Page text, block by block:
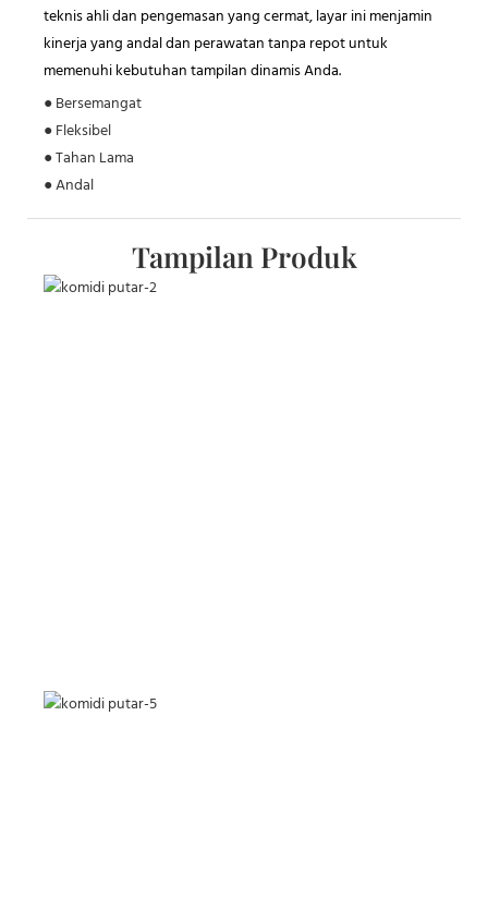
teknis ahli dan pengemasan yang cermat, layar ini menjamin
kinerja yang andal dan perawatan tanpa repot untuk
memenuhi kebutuhan tampilan dinamis Anda.
● Bersemangat
● Fleksibel
● Tahan Lama
● Andal
Tampilan Produk